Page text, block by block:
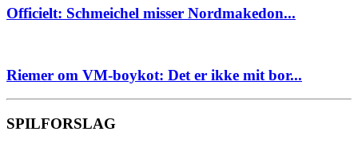
Officielt: Schmeichel misser Nordmakedon...
Riemer om VM-boykot: Det er ikke mit bor...
SPILFORSLAG